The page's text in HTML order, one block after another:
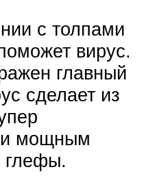
с толпами
вирус.
главный
сделает из
и мощным
глефы.